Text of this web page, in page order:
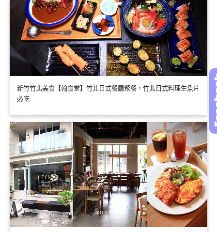
新竹竹北美食【翰食堂】竹北日式餐廳聚餐，竹北日式料理生魚片
必吃